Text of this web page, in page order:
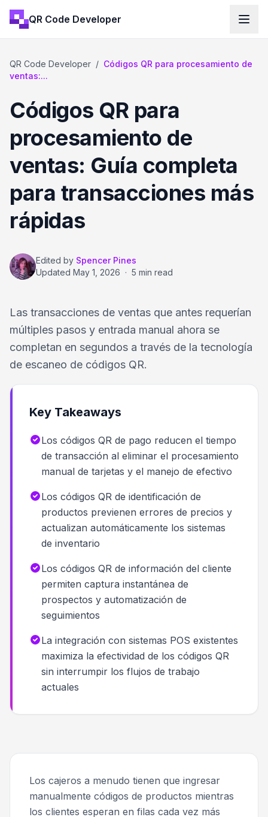
QR Code Developer
QR Code Developer / Códigos QR para procesamiento de
ventas:...
Códigos QR para
procesamiento de
ventas: Guía completa
para transacciones más
rápidas
Edited by Spencer Pines
Updated May 1, 2026 · 5 min read
Las transacciones de ventas que antes requerían
múltiples pasos y entrada manual ahora se
completan en segundos a través de la tecnología
de escaneo de códigos QR.
Key Takeaways
Los códigos QR de pago reducen el tiempo
de transacción al eliminar el procesamiento
manual de tarjetas y el manejo de efectivo
Los códigos QR de identificación de
productos previenen errores de precios y
actualizan automáticamente los sistemas
de inventario
Los códigos QR de información del cliente
permiten captura instantánea de
prospectos y automatización de
seguimientos
La integración con sistemas POS existentes
maximiza la efectividad de los códigos QR
sin interrumpir los flujos de trabajo
actuales
Los cajeros a menudo tienen que ingresar
manualmente códigos de productos mientras
los clientes esperan en filas cada vez más